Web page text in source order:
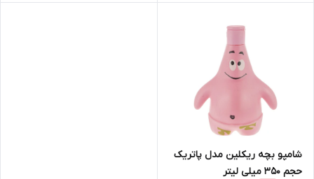
شامپو بچه ریکلین مدل پاتریک
حجم 350 میلی لیتر